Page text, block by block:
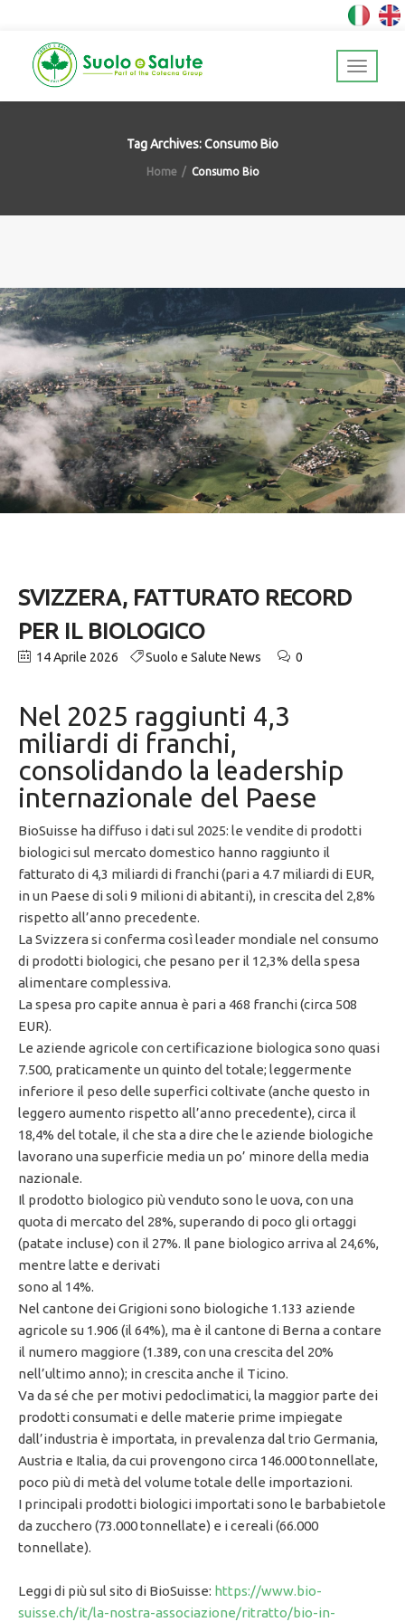
Tag Archives: Consumo Bio
Home Consumo Bio
SVIZZERA, FATTURATO RECORD
PER IL BIOLOGICO
14 Aprile 2026 Suolo e Salute News 0
Nel 2025 raggiunti 4,3
miliardi di franchi,
consolidando la leadership
internazionale del Paese
BioSuisse ha diffuso i dati sul 2025: le vendite di prodotti
biologici sul mercato domestico hanno raggiunto il
fatturato di 4,3 miliardi di franchi (pari a 4.7 miliardi di EUR,
in un Paese di soli 9 milioni di abitanti), in crescita del 2,8%
rispetto all’anno precedente.
La Svizzera si conferma così leader mondiale nel consumo
di prodotti biologici, che pesano per il 12,3% della spesa
alimentare complessiva.
La spesa pro capite annua è pari a 468 franchi (circa 508
EUR).
Le aziende agricole con certificazione biologica sono quasi
7.500, praticamente un quinto del totale; leggermente
inferiore il peso delle superfici coltivate (anche questo in
leggero aumento rispetto all’anno precedente), circa il
18,4% del totale, il che sta a dire che le aziende biologiche
lavorano una superficie media un po’ minore della media
nazionale.
Il prodotto biologico più venduto sono le uova, con una
quota di mercato del 28%, superando di poco gli ortaggi
(patate incluse) con il 27%. Il pane biologico arriva al 24,6%,
mentre latte e derivati
sono al 14%.
Nel cantone dei Grigioni sono biologiche 1.133 aziende
agricole su 1.906 (il 64%), ma è il cantone di Berna a contare
il numero maggiore (1.389, con una crescita del 20%
nell’ultimo anno); in crescita anche il Ticino.
Va da sé che per motivi pedoclimatici, la maggior parte dei
prodotti consumati e delle materie prime impiegate
dall’industria è importata, in prevalenza dal trio Germania,
Austria e Italia, da cui provengono circa 146.000 tonnellate,
poco più di metà del volume totale delle importazioni.
I principali prodotti biologici importati sono le barbabietole
da zucchero (73.000 tonnellate) e i cereali (66.000
tonnellate).
Leggi di più sul sito di BioSuisse: https://www.bio-
suisse.ch/it/la-nostra-associazione/ritratto/bio-in-